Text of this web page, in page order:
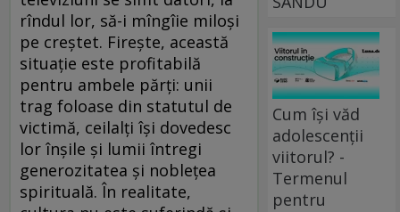
rîndul lor, să-i mîngîie miloşi
pe creştet. Fireşte, această
situaţie este profitabilă
pentru ambele părţi: unii
trag foloase din statutul de
victimă, ceilalţi îşi dovedesc
lor înşile şi lumii întregi
generozitatea şi nobleţea
spirituală. În realitate,
Cum își văd
adolescenții
viitorul? -
Termenul
pentru